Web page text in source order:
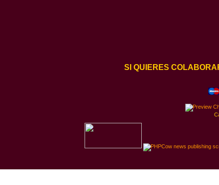
SI QUIERES